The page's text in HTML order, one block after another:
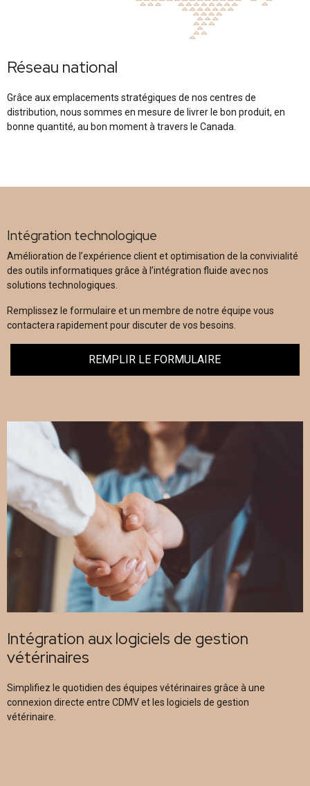
Réseau national
Grâce aux emplacements stratégiques de nos centres de
distribution, nous sommes en mesure de livrer le bon produit, en
bonne quantité, au bon moment à travers le Canada.
Intégration technologique
Amélioration de l’expérience client et optimisation de la convivialité
des outils informatiques grâce à l’intégration fluide avec nos
solutions technologiques.
Remplissez le formulaire et un membre de notre équipe vous
contactera rapidement pour discuter de vos besoins.
REMPLIR LE FORMULAIRE
Intégration aux logiciels de gestion
vétérinaires
Simplifiez le quotidien des équipes vétérinaires grâce à une
connexion directe entre CDMV et les logiciels de gestion
vétérinaire.